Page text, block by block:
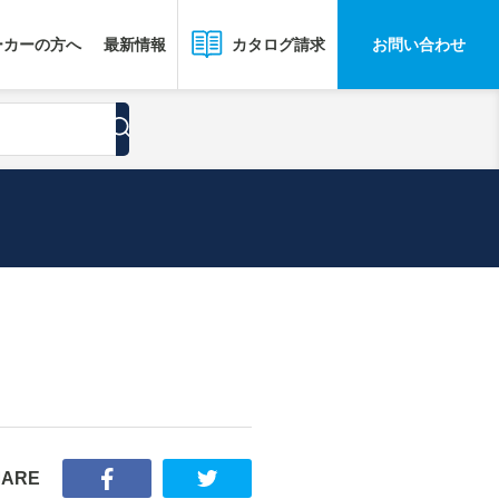
ーの方へ 最新情報 カタログ請求 お問い合わせ